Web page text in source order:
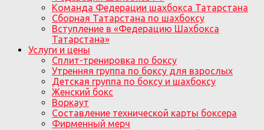
Команда Федерации шахбокса Татарстана
Сборная Татарстана по шахбоксу
Вступление в «Федерацию Шахбокса
Татарстана»
Услуги и цены
Сплит-тренировка по боксу
Утренняя группа по боксу для взрослых
Детская группа по боксу и шахбоксу
Женский бокс
Воркаут
Составление технической карты боксера
Фирменный мерч